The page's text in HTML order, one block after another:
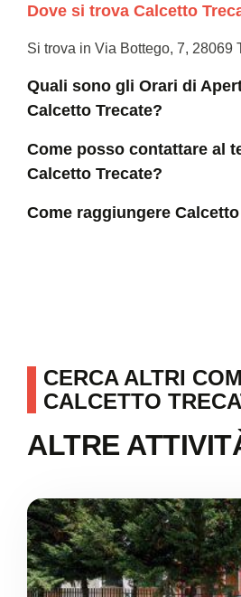
Dove si trova Calcetto
Si trova in Via Bottego, 7, 28069
Quali sono gli Orari di
Calcetto Trecate?
Come posso contattare al
Calcetto Trecate?
Come raggiungere
CERCA ALTRI
CALCETTO
ALTRE